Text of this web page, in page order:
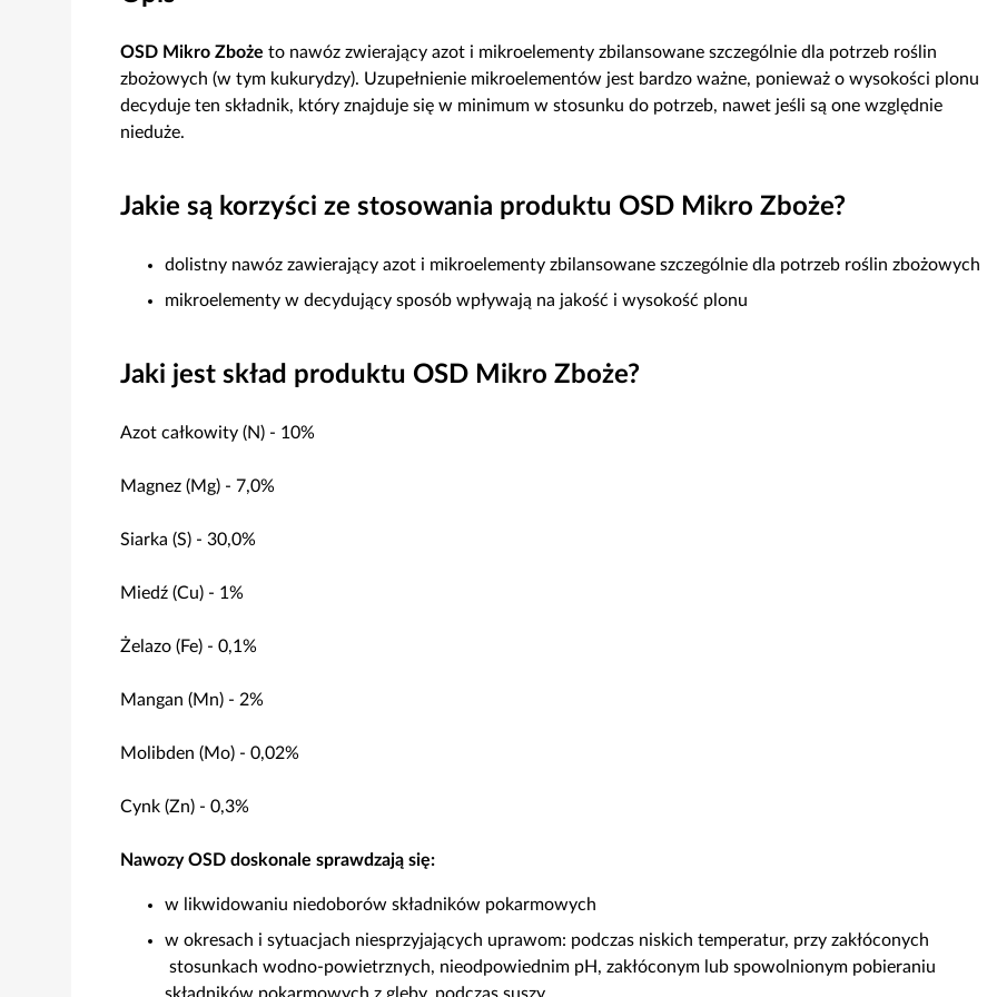
OSD Mikro Zboże to nawóz zwierający azot i mikroelementy zbilansowane szczególnie dla potrzeb roślin
zbożowych (w tym kukurydzy). Uzupełnienie mikroelementów jest bardzo ważne, ponieważ o wysokości plonu
decyduje ten składnik, który znajduje się w minimum w stosunku do potrzeb, nawet jeśli są one względnie
nieduże.
Jakie są korzyści ze stosowania produktu OSD Mikro Zboże?
dolistny nawóz zawierający azot i mikroelementy zbilansowane szczególnie dla potrzeb roślin zbożowych
mikroelementy w decydujący sposób wpływają na jakość i wysokość plonu
Jaki jest skład produktu OSD Mikro Zboże?
Azot całkowity (N) - 10%
Magnez (Mg) - 7,0%
Siarka (S) - 30,0%
Miedź (Cu) - 1%
Żelazo (Fe) - 0,1%
Mangan (Mn) - 2%
Molibden (Mo) - 0,02%
Cynk (Zn) - 0,3%
Nawozy OSD doskonale sprawdzają się:
w likwidowaniu niedoborów składników pokarmowych
w okresach i sytuacjach niesprzyjających uprawom: podczas niskich temperatur, przy zakłóconych
stosunkach wodno-powietrznych, nieodpowiednim pH, zakłóconym lub spowolnionym pobieraniu